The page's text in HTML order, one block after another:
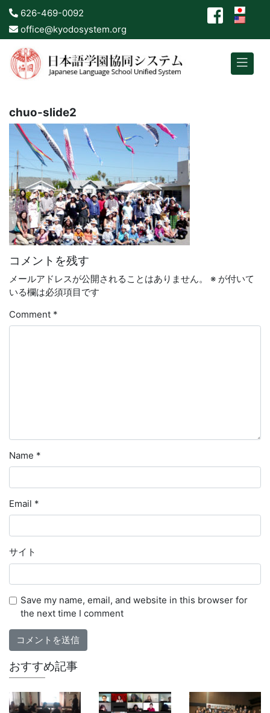
626-469-0092
office@kyodosystem.org
chuo-slide2
コメントを残す
メールアドレスが公開されることはありません。 ※ が付いて
いる欄は必須項目です
Comment *
Name *
Email *
サイト
Save my name, email, and website in this browser for
the next time I comment
おすすめ記事